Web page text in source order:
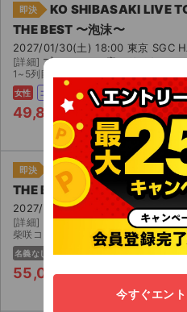
即決
KO SHIBASAKI LIVE
THE BEST 〜泡沫〜
2027/01/30(土) 18:00 東京 SGC
[詳細] プレミアムSS席 オリジナルノ
1~5列目確約。1/16に発券情報をご連絡
女性 コンビニ
49,800 円/枚 1 枚 0 件
即決
KO SHIBASAKI LIVE
THE BEST 〜泡沫〜
2027/01/30(土) 18:00 東京 SGC
[詳細]
プレミアムS席 (3〜6列目以
柴咲コウ オフィシャルＦＣ「KO CLASS」【年額会員限定】 最速先行1次抽選にて当選。 友人と当
名義なし 電チケ
55,000 円/枚 2 枚
今すぐエン